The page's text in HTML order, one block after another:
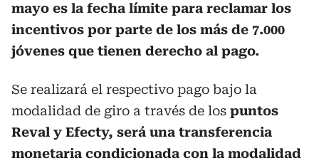
mayo es la fecha límite para reclamar los
incentivos por parte de los más de 7.000
jóvenes que tienen derecho al pago.
Se realizará el respectivo pago bajo la
modalidad de giro a través de los puntos
Reval y Efecty, será una transferencia
monetaria condicionada con la modalidad